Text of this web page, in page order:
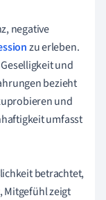
negative
zu erleben.
und
bezieht
und
umfasst
betrachtet,
Mitgefühl zeigt